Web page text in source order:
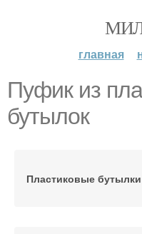
главная
Пуфик из
бутылок
Пластиковые бутылки